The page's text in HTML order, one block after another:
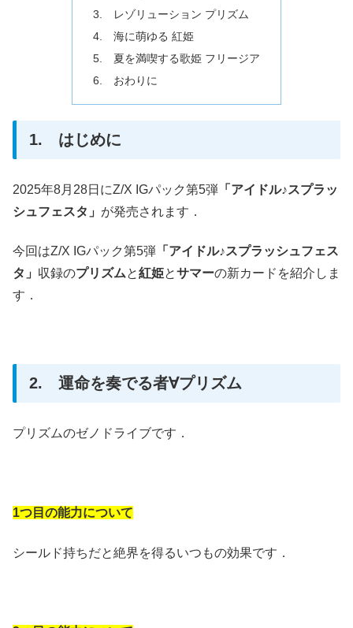
3. レゾリューション プリズム
4. 海に萌ゆる 紅姫
5. 夏を満喫する歌姫 フリージア
6. おわりに
1. はじめに
2025年8月28日にZ/X IGパック第5弾 「アイドル♪スプラッ
シュフェスタ」 が発売されます．
今回はZ/X IGパック第5弾 「アイドル♪スプラッシュフェス
タ」 収録のプリズムと紅姫とサマーの新カードを紹介しま
す．
2. 運命を奏でる者∀プリズム
プリズムのゼノドライブです．
1つ目の能力について
シールド持ちだと絶界を得るいつもの効果です．